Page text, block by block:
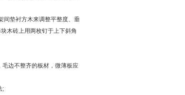
间垫衬方木来调整平整度、垂
木砖上用两枚钉于上下斜角
边不整齐的板材，微薄板应
;